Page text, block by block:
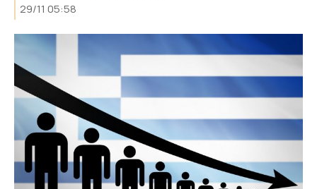
29/11 05:58